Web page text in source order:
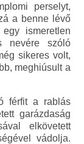
perselyt,
a benne lévő
ismeretlen
nevére szóló
sikeres volt,
meghiúsult a
férfit a rablás
garázdaság
elkövetett
vádolja.